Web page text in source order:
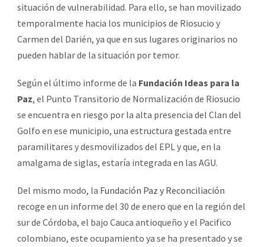
situación de vulnerabilidad. Para ello, se han movilizado
temporalmente hacia los municipios de Riosucio y
Carmen del Darién, ya que en sus lugares originarios no
pueden hablar de la situación por temor.
Según el último informe de la Fundación Ideas para la
Paz, el Punto Transitorio de Normalización de Riosucio
se encuentra en riesgo por la alta presencia del Clan del
Golfo en ese municipio, una estructura gestada entre
paramilitares y desmovilizados del EPL y que, en la
amalgama de siglas, estaría integrada en las AGU.
Del mismo modo, la Fundación Paz y Reconciliación
recoge en un informe del 30 de enero que en la región del
sur de Córdoba, el bajo Cauca antioqueño y el Pacifico
colombiano, este ocupamiento ya se ha presentado y se